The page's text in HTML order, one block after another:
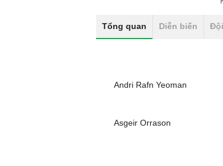
Tổng quan Diễn biến
Andri Rafn Yeoman
Asgeir Orrason